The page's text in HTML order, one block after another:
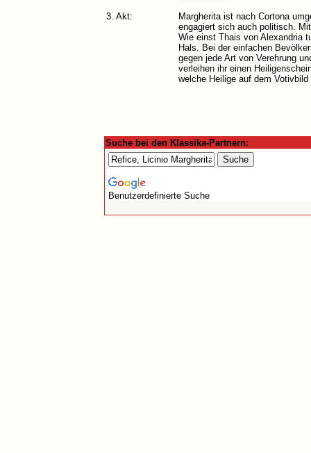
3. Akt:
Margherita ist nach Cortona
engagiert sich auch politisch.
Wie einst Thais von Alexandria
Hals. Bei der einfachen
gegen jede Art von Verehrung
verleihen ihr einen
welche Heilige auf dem
Suche bei den Klassika-Partnern:
Benutzerdefinierte Suche